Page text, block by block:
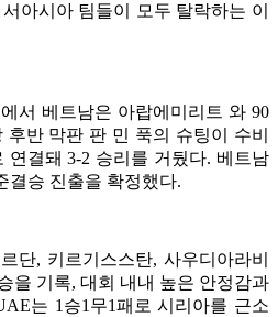
아시아 팀들이 모두 탈락하는 이
서 베트남은 아랍에미리트 와 90
반 막판 판 민 푹의 슈팅이 수비
연결돼 3-2 승리를 거뒀다. 베트남
결승 진출을 확정했다.
단, 키르기스스탄, 사우디아라비
을 기록, 대회 내내 높은 안정감과
는 1승1무1패로 시리아를 근소